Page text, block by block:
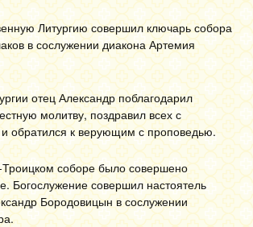
Литургию совершил ключарь собора
в сослужении диакона Артемия
отец Александр поблагодарил
молитву, поздравил всех с
обратился к верующим с проповедью.
Троицком соборе было совершено
Богослужение совершил настоятель
Бородовицын в сослужении